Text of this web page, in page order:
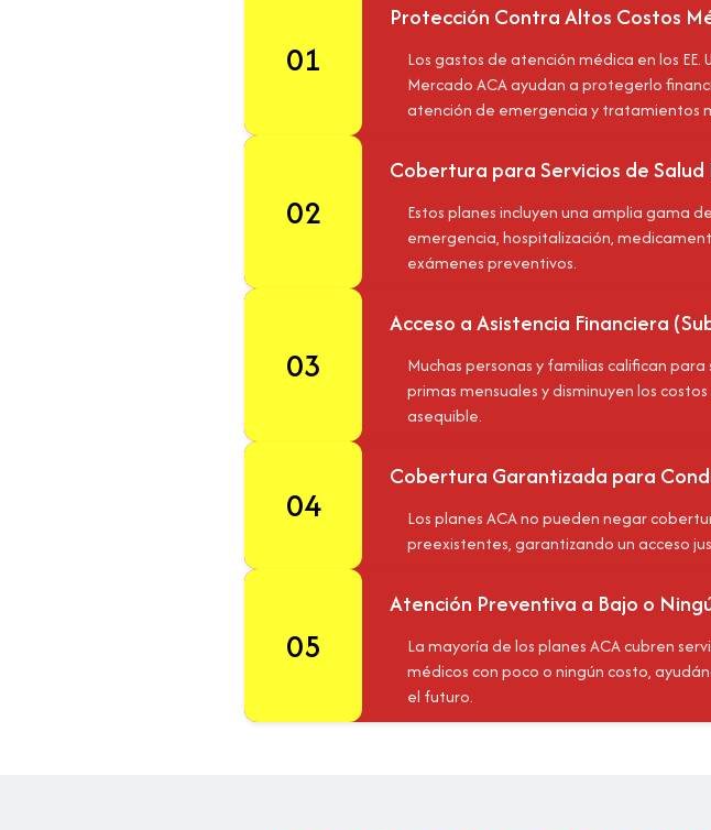
01
Protección Contra Altos Costos
Los gastos de atención médica en los
Mercado ACA ayudan a protegerlo
atención de emergencia y tratamientos
02
Cobertura para Servicios de Salud
Estos planes incluyen una amplia gama
emergencia, hospitalización,
exámenes preventivos.
03
Acceso a Asistencia Financiera
Muchas personas y familias califican
primas mensuales y disminuyen los
asequible.
04
Cobertura Garantizada para
Los planes ACA no pueden negar
preexistentes, garantizando un acceso
05
Atención Preventiva a Bajo o
La mayoría de los planes ACA cubren
médicos con poco o ningún costo,
el futuro.